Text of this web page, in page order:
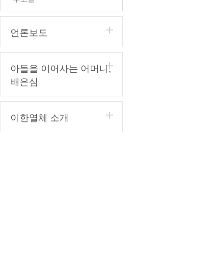
언론보도
아들을 이어사는 어머니,
배은심
이한열체 소개